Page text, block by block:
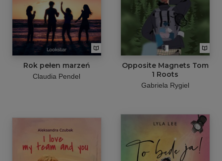
Rok pełen marzeń
Claudia Pendel
Opposite Magnets Tom
1 Roots
Gabriela Rygiel